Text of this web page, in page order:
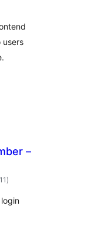
users
–
कुल
दर)